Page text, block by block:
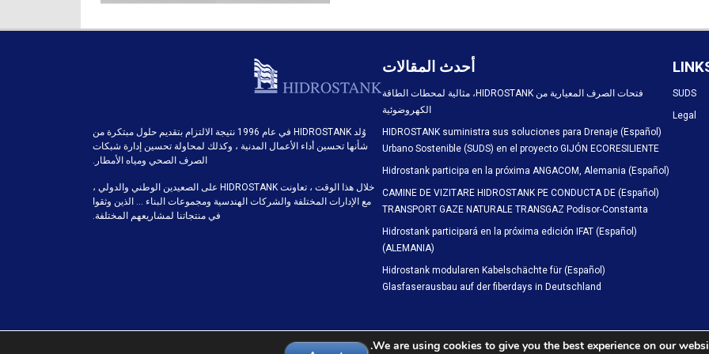
وُلد HIDROSTANK في عام 1996 نتيجة الالتزام بتقديم حلول مبتكرة من
شأنها تحسين أداء الأعمال المدنية ، وكذلك لمحاولة تحسين إدارة شبكات
الصرف الصحي ومياه الأمطار.
خلال هذا الوقت ، تعاونت HIDROSTANK على الصعيدين الوطني والدولي ،
مع الإدارات المختلفة والشركات الهندسية ومجموعات البناء … الذين وثقوا
في منتجاتنا لمشاريعهم المختلفة.
أحدث المقالات
فتحات الصرف المعيارية من HIDROSTANK، مثالية لمحطات الطاقة
الكهروضوئية
(Español) HIDROSTANK suministra sus soluciones para Drenaje
Urbano Sostenible (SUDS) en el proyecto GIJÓN ECORESILIENTE
(Español) Hidrostank participa en la próxima ANGACOM, Alemania
(Español) CAMINE DE VIZITARE HIDROSTANK PE CONDUCTA DE
TRANSPORT GAZE NATURALE TRANSGAZ Podisor-Constanta
(Español) Hidrostank participará en la próxima edición IFAT
(ALEMANIA)
(Español) Hidrostank modularen Kabelschächte für
Glasfaserausbau auf der fiberdays in Deutschland
SUDS
Legal
POL. INDUSTRIAL LA NAVA, Calle D Num 15. 31300 TAFALLA (NAVARRA · SPAIN) TEL: (+34) 948 74 11 10 · E-mail: info@hidrostank.com
We are using cookies to give you the best experience on our